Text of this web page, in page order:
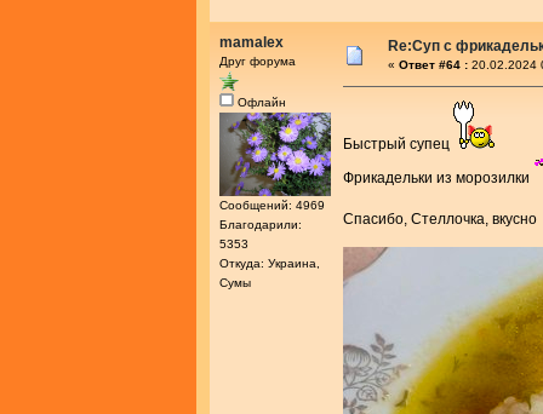
mamalex
Друг форума
Офлайн
Сообщений: 4969
Благодарили:
5353
Откуда: Украина,
Сумы
Re:Суп с
« Ответ #64 : 20.02.2024
Быстрый супец
Фрикадельки из морозилки
Спасибо, Стеллочка, вкусно